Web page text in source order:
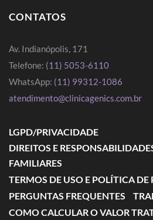
CONTATOS
Av. Indianópolis, 171
Telefone: (11) 5053-6110
WhatsApp: (11) 99312-1086
atendimento@clinicagenics.com.br
LGPD/PRIVACIDADE
DIREITOS E
FAMILIARES
TERMOS DE USO E POLÍTICA
PERGUNTAS FREQUENTES
COMO CALCULAR O VALOR